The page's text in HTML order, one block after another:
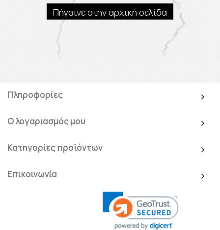
Πήγαινε στην αρχική σελίδα
Πληροφορίες
Ο λογαριασμός μου
Κατηγορίες προϊόντων
Επικοινωνία